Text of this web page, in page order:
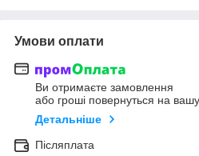
Умови оплати
Ви отримаєте замовлення
або гроші повернуться на
Детальніше
Післяплата